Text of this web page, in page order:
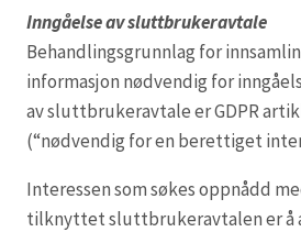
Inngåelse av sluttbrukeravtale
Behandlingsgrunnlag for
informasjon nødvendig for
av sluttbrukeravtale er GDPR
(“nødvendig for en berettiget
Interessen som søkes oppnådd
tilknyttet sluttbrukeravtalen er å